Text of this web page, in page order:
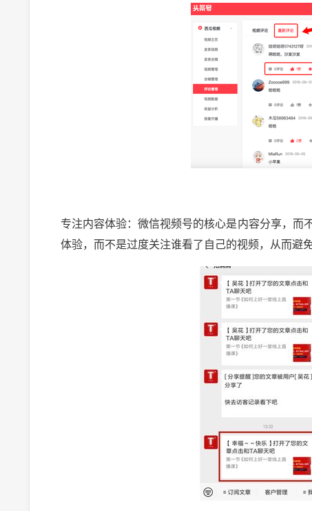
专注内容体验：微信视频号的核心是内容分享，而
体验，而不是过度关注谁看了自己的视频，从而避
2024-10-03